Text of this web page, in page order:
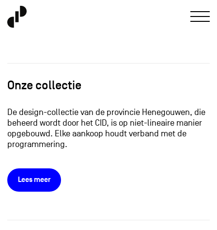
Onze collectie
De design-collectie van de provincie Henegouwen, die
beheerd wordt door het CID, is op niet-lineaire manier
opgebouwd. Elke aankoop houdt verband met de
programmering.
Lees meer